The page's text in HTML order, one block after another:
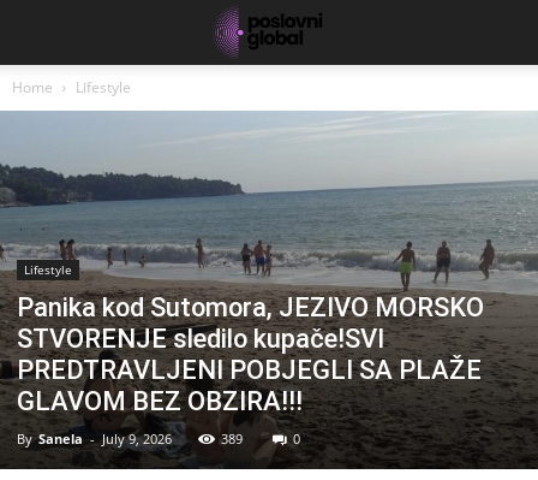
Home Lifestyle
Lifestyle
Panika kod Sutomora, JEZIVO MORSKO
STVORENJE sledilo kupače!SVI
PREDTRAVLJENI POBJEGLI SA PLAŽE
GLAVOM BEZ OBZIRA!!!
By Sanela - July 9, 2026 389 0